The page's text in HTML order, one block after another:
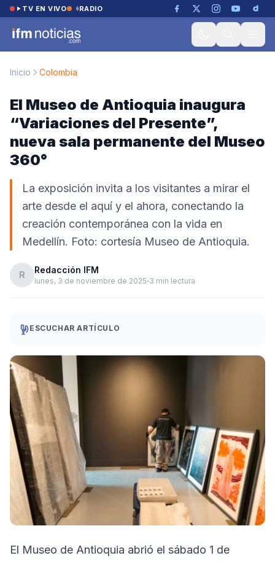
Saltar al contenido
TV EN VIVO RADIO
Inicio Colombia
El Museo de Antioquia inaugura
“Variaciones del Presente”,
nueva sala permanente del Museo
360°
La exposición invita a los visitantes a mirar el
arte desde el aquí y el ahora, conectando la
creación contemporánea con la vida en
Medellín. Foto: cortesía Museo de Antioquia.
R Redacción IFM
lunes, 3 de noviembre de 2025 3 min lectura
ESCUCHAR ARTÍCULO
El Museo de Antioquia abrió el sábado 1 de